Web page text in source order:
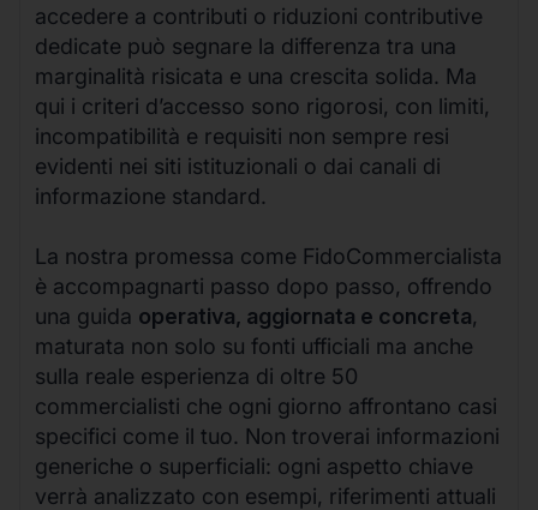
accedere a contributi o riduzioni contributive
dedicate può segnare la differenza tra una
marginalità risicata e una crescita solida. Ma
qui i criteri d’accesso sono rigorosi, con limiti,
incompatibilità e requisiti non sempre resi
evidenti nei siti istituzionali o dai canali di
informazione standard.
La nostra promessa come FidoCommercialista
è accompagnarti passo dopo passo, offrendo
una guida operativa, aggiornata e concreta,
maturata non solo su fonti ufficiali ma anche
sulla reale esperienza di oltre 50
commercialisti che ogni giorno affrontano casi
specifici come il tuo. Non troverai informazioni
generiche o superficiali: ogni aspetto chiave
verrà analizzato con esempi, riferimenti attuali